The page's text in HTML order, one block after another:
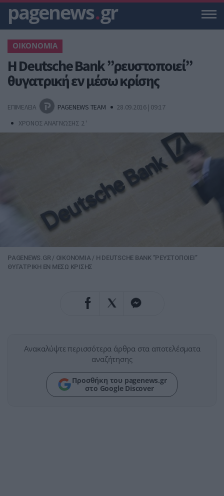
pagenews.gr
ΟΙΚΟΝΟΜΙΑ
H Deutsche Bank ”ρευστοποιεί”
θυγατρική εν μέσω κρίσης
ΕΠΙΜΕΛΕΙΑ PAGENEWS TEAM
28.09.2016 | 09:17
ΧΡΟΝΟΣ ΑΝΑΓΝΩΣΗΣ 2 '
PAGENEWS.GR/ ΟΙΚΟΝΟΜΙΑ/ H DEUTSCHE BANK ”ΡΕΥΣΤΟΠΟΙΕΙ”
ΘΥΓΑΤΡΙΚΗ ΕΝ ΜΕΣΩ ΚΡΙΣΗΣ
Ανακαλύψτε περισσότερα άρθρα στα αποτελέσματα
αναζήτησης
Προσθήκη του pagenews.gr
στο Google Discover